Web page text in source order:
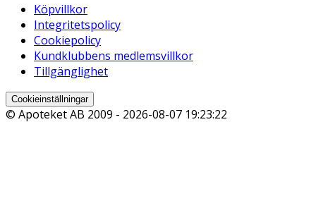
Köpvillkor
Integritetspolicy
Cookiepolicy
Kundklubbens medlemsvillkor
Tillgänglighet
Cookieinställningar
© Apoteket AB 2009 - 2026-08-07 19:23:22